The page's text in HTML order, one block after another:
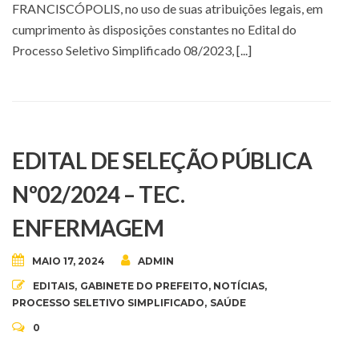
FRANCISCÓPOLIS, no uso de suas atribuições legais, em
cumprimento às disposições constantes no Edital do
Processo Seletivo Simplificado 08/2023, [...]
EDITAL DE SELEÇÃO PÚBLICA
Nº02/2024 – TEC.
ENFERMAGEM
MAIO 17, 2024 ADMIN
EDITAIS, GABINETE DO PREFEITO, NOTÍCIAS,
PROCESSO SELETIVO SIMPLIFICADO, SAÚDE
0